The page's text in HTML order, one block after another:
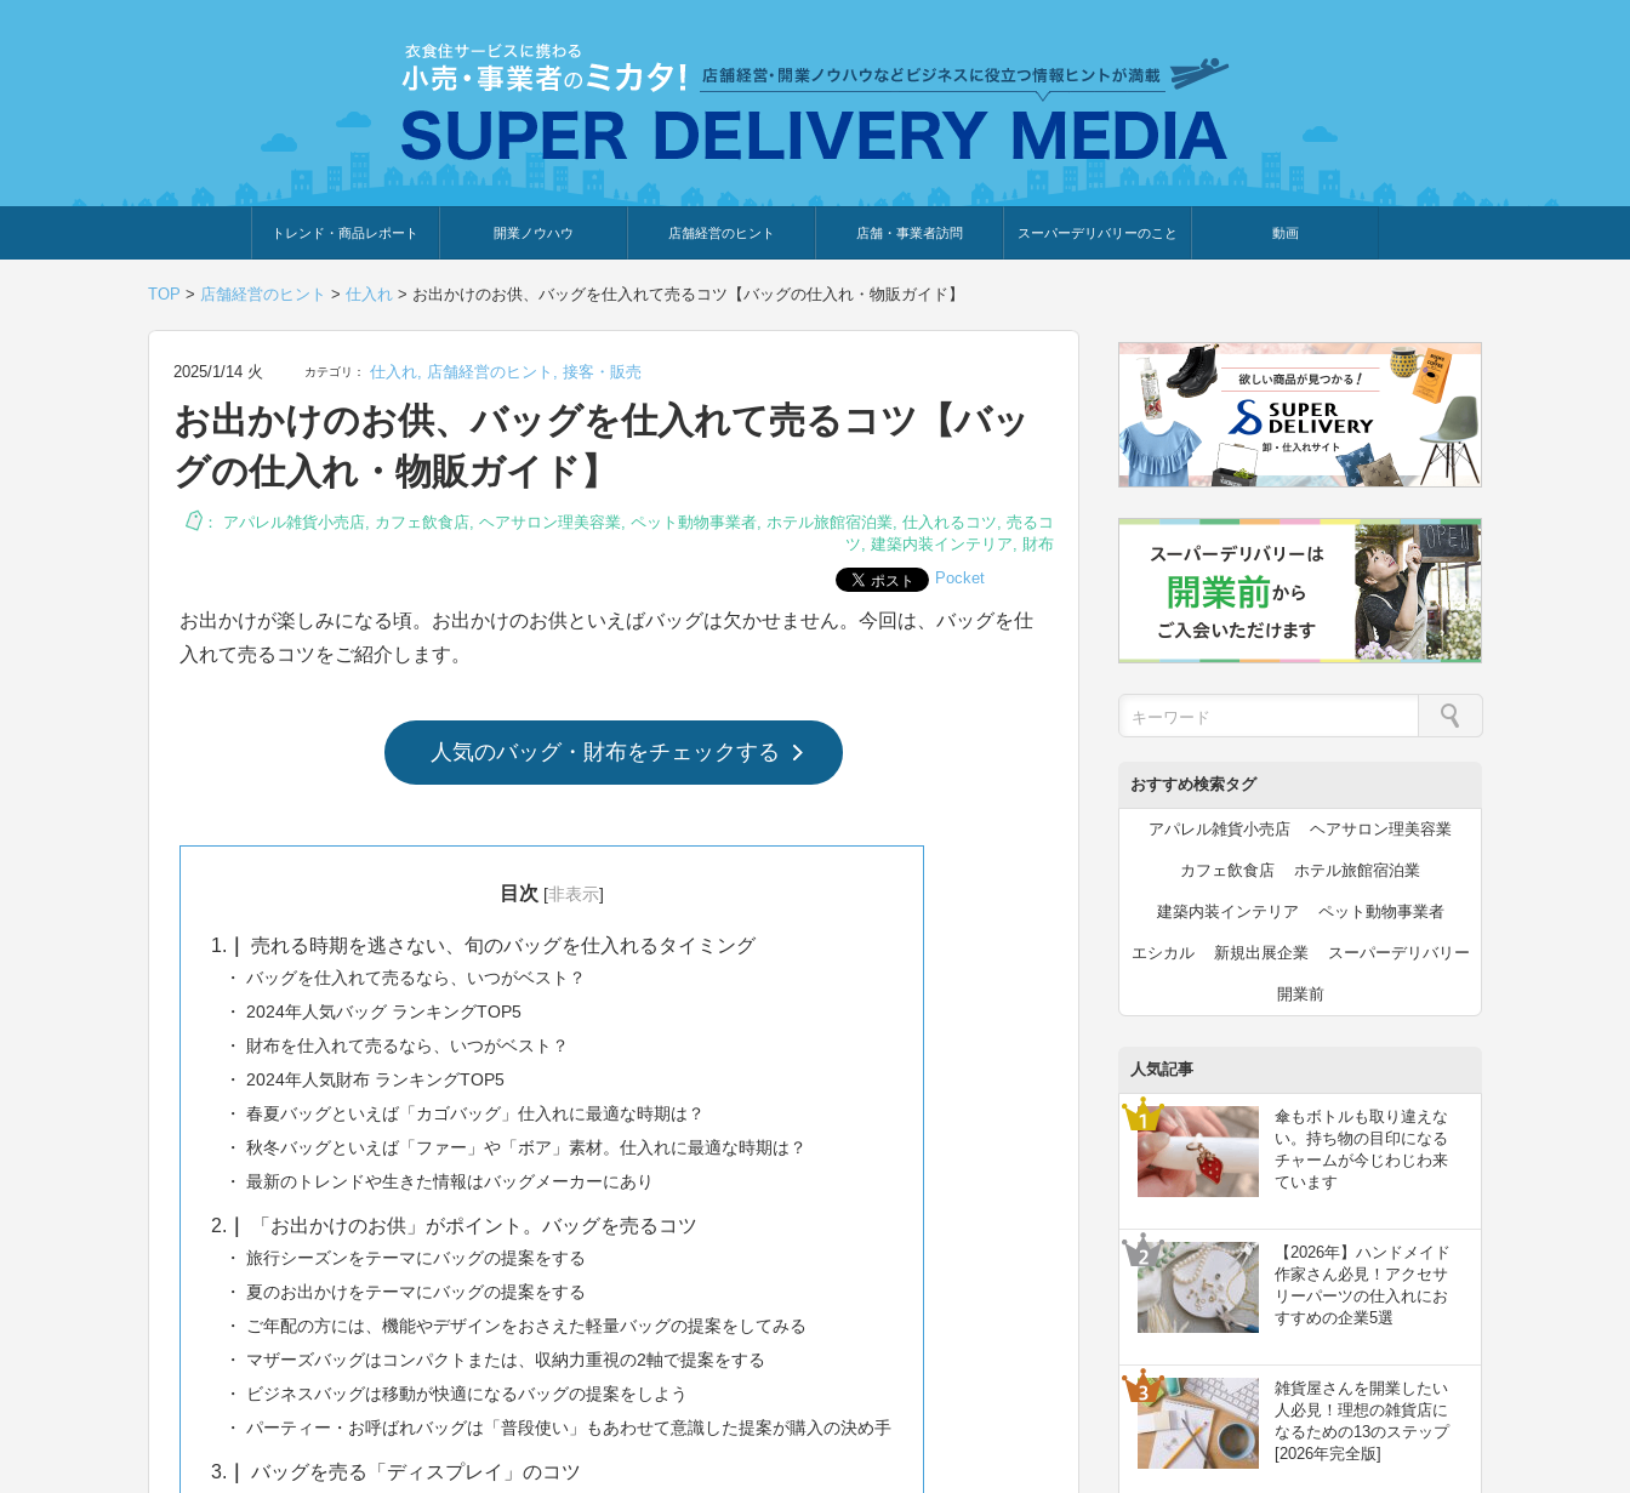
トレンド・商品レポート
トレンド・特集
人気ランキング
出展企業のおすすめ
商品体験・レビュー
暮らしの提案
開業ノウハウ
開業までの道のり
開業知識・情報
店舗経営のヒント
ウェブ集客・販売促進
仕入れ
展示会情報
接客・販売
知識情報
販促カレンダー
集客・販売促進
店舗・事業者訪問
アパレル店
カフェ・飲食店
ペットサロン
メーカー
他の業種
美容サロン
薬局
観光・ホテル旅館宿泊業
雑貨店
食料品店
スーパーデリバリーのこと 動画
TOP > 店舗経営のヒント > 仕入れ > お出かけのお供、バッグを仕入れて売るコツ【バッグの仕入れ・物販ガイド】
2025/1/14 火 カテゴリ： 仕入れ, 店舗経営のヒント , 接客・販売
お出かけのお供、バッグを仕入れて売るコツ【バッ
グの仕入れ・物販ガイド】
： アパレル雑貨小売店, カフェ飲食店, ヘアサロン理美容業, ペット動物事業者, ホテル旅館宿泊業, 仕入れるコツ, 売るコ
ツ, 建築内装インテリア, 財布
Pocket
お出かけが楽しみになる頃。お出かけのお供といえばバッグは欠かせません。今回は、バッグを仕
入れて売るコツをご紹介します。
人気のバッグ・財布をチェックする
目次 [非表示]
1. 売れる時期を逃さない、旬のバッグを仕入れるタイミング
バッグを仕入れて売るなら、いつがベスト？
2024年人気バッグ ランキングTOP5
財布を仕入れて売るなら、いつがベスト？
2024年人気財布 ランキングTOP5
春夏バッグといえば「カゴバッグ」仕入れに最適な時期は？
秋冬バッグといえば「ファー」や「ボア」素材。仕入れに最適な時期は？
最新のトレンドや生きた情報はバッグメーカーにあり
2. 「お出かけのお供」がポイント。バッグを売るコツ
旅行シーズンをテーマにバッグの提案をする
夏のお出かけをテーマにバッグの提案をする
ご年配の方には、機能やデザインをおさえた軽量バッグの提案をしてみる
マザーズバッグはコンパクトまたは、収納力重視の2軸で提案をする
ビジネスバッグは移動が快適になるバッグの提案をしよう
パーティー・お呼ばれバッグは「普段使い」もあわせて意識した提案が購入の決め手
3. バッグを売る「ディスプレイ」のコツ
おすすめ検索タグ
アパレル雑貨小売店 ヘアサロン理美容業
カフェ飲食店 ホテル旅館宿泊業
建築内装インテリア ペット動物事業者
エシカル 新規出展企業 スーパーデリバリー
開業前
人気記事
傘もボトルも取り違えな
い。持ち物の目印になる
チャームが今じわじわ来
ています
【2026年】ハンドメイド
作家さん必見！アクセサ
リーパーツの仕入れにお
すすめの企業5選
雑貨屋さんを開業したい
人必見！理想の雑貨店に
なるための13のステップ
[2026年完全版]